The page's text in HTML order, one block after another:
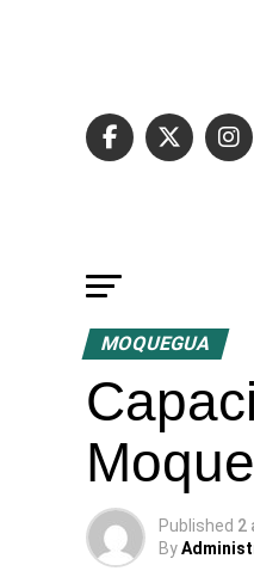
MOQUEGUA
Published 2
By